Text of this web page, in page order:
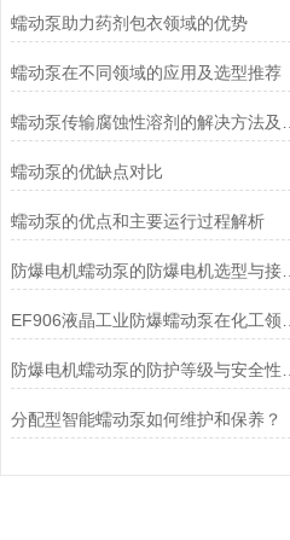
蠕动泵助力药剂包衣领域的优势
蠕动泵在不同领域的应用及选型推荐
蠕动泵的优缺点对比
蠕动泵的优点和主要运行过程解析
防爆电机蠕动泵的防爆电机选型与接线要求
分配型智能蠕动泵如何维护和保养？